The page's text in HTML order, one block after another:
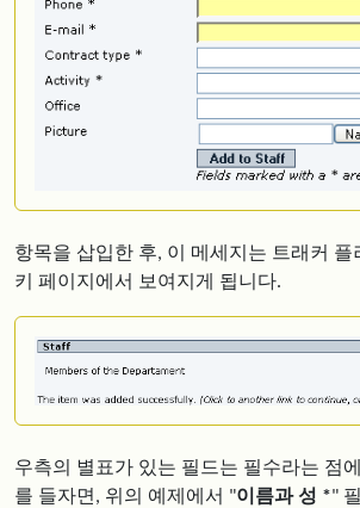
항목을 삽입한 후, 이 메세지는 트래커 플
키 페이지에서 보여지게 됩니다.
우측의 별표가 있는 필드는 필수라는 점
를 들자면, 위의 예제에서 "이름과 성 *"